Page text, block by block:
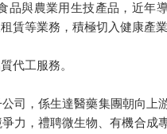
品與農業用生技產品，近年
賃等業務，積極切入健康產業
代工服務。
司，係生達醫藥集團朝向上
力，禮聘微生物、有機合成